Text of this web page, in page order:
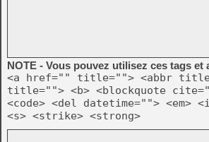
NOTE - Vous pouvez utilisez ces tags et
<a href="" title=""> <abbr
title=""> <b> <blockquote
<code> <del datetime=""> <em>
<s> <strike> <strong>